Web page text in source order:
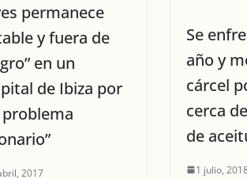
permanece
y fuera de
en un
de Ibiza por
problema
2017
Se
año y
cárcel
cerca
de
1 julio,